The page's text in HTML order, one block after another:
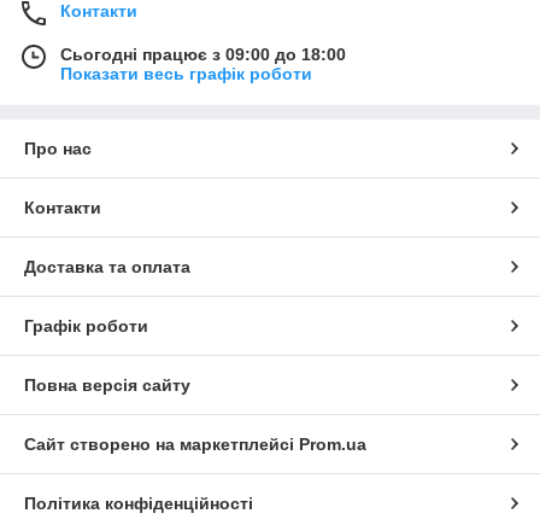
Контакти
Сьогодні працює з 09:00 до 18:00
Показати весь графік роботи
Про нас
Контакти
Доставка та оплата
Графік роботи
Повна версія сайту
Сайт створено на маркетплейсі Prom.ua
Політика конфіденційності